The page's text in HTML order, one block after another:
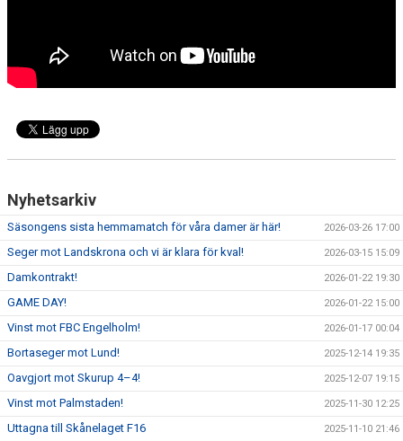
Nyhetsarkiv
Säsongens sista hemmamatch för våra damer är här! 2026-03-26 17:00
Seger mot Landskrona och vi är klara för kval! 2026-03-15 15:09
Damkontrakt! 2026-01-22 19:30
GAME DAY! 2026-01-22 15:00
Vinst mot FBC Engelholm! 2026-01-17 00:04
Bortaseger mot Lund! 2025-12-14 19:35
Oavgjort mot Skurup 4–4! 2025-12-07 19:15
Vinst mot Palmstaden! 2025-11-30 12:25
Uttagna till Skånelaget F16 2025-11-10 21:46